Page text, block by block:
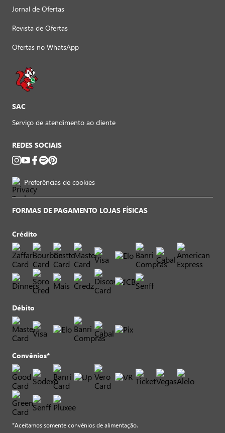
Jornal de Ofertas
Revista de Ofertas
Ofertas no WhatsApp
SAC
Serviço de atendimento ao cliente
REDES SOCIAIS
Preferências de cookies
FORMAS DE PAGAMENTO LOJAS FÍSICAS
Crédito
Débito
Convênios*
*Aceitamos somente convênios de alimentação.